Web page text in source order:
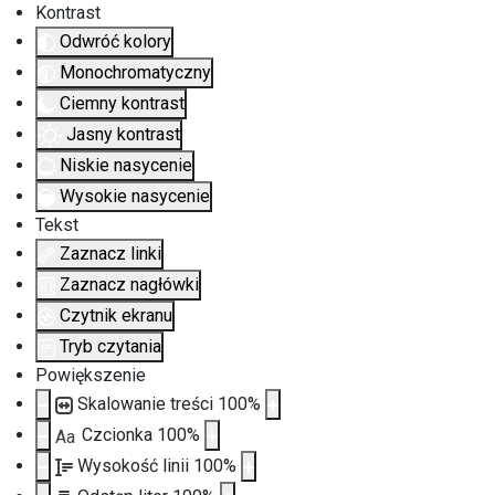
Kontrast
Odwróć kolory
Monochromatyczny
Ciemny kontrast
Jasny kontrast
Niskie nasycenie
Wysokie nasycenie
Tekst
Zaznacz linki
Zaznacz nagłówki
Czytnik ekranu
Tryb czytania
Powiększenie
Skalowanie treści 100%
Aa Czcionka 100%
Wysokość linii 100%